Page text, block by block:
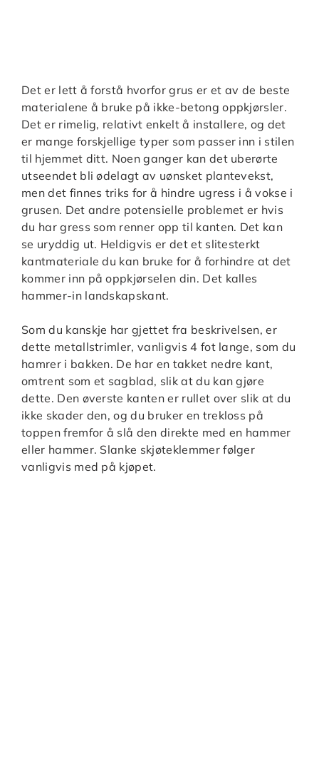
Det er lett å forstå hvorfor grus er et av de beste
materialene å bruke på ikke-betong oppkjørsler.
Det er rimelig, relativt enkelt å installere, og det
er mange forskjellige typer som passer inn i stilen
til hjemmet ditt. Noen ganger kan det uberørte
utseendet bli ødelagt av uønsket plantevekst,
men det finnes triks for å hindre ugress i å vokse i
grusen. Det andre potensielle problemet er hvis
du har gress som renner opp til kanten. Det kan
se uryddig ut. Heldigvis er det et slitesterkt
kantmateriale du kan bruke for å forhindre at det
kommer inn på oppkjørselen din. Det kalles
hammer-in landskapskant.
Som du kanskje har gjettet fra beskrivelsen, er
dette metallstrimler, vanligvis 4 fot lange, som du
hamrer i bakken. De har en takket nedre kant,
omtrent som et sagblad, slik at du kan gjøre
dette. Den øverste kanten er rullet over slik at du
ikke skader den, og du bruker en trekloss på
toppen fremfor å slå den direkte med en hammer
eller hammer. Slanke skjøteklemmer følger
vanligvis med på kjøpet.